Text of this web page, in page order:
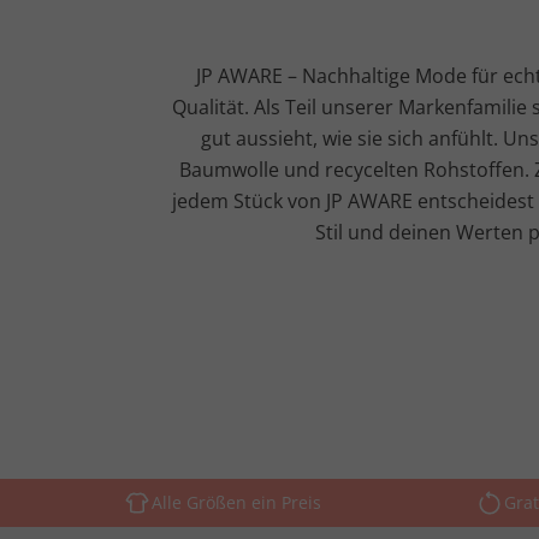
JP AWARE – Nachhaltige Mode für
Qualität. Als Teil unserer Markenfamilie
gut aussieht, wie sie sich anfühlt.
Baumwolle und recycelten
jedem Stück von JP AWARE
Stil und deinen Werten
Alle Größen ein Preis